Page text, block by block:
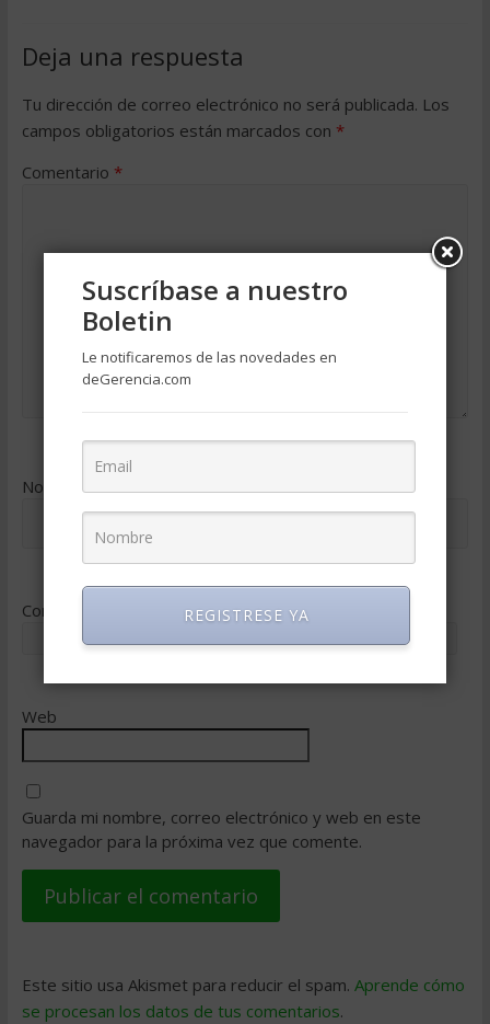
Deja una respuesta
Tu dirección de correo electrónico no será publicada. Los
campos obligatorios están marcados con *
Comentario *
Nombre*
Correo electrónico
Web
Guarda mi nombre, correo electrónico y web en este
navegador para la próxima vez que comente.
Este sitio usa Akismet para reducir el spam. Aprende cómo
se procesan los datos de tus comentarios.
Suscríbase a nuestro
Boletin
Le notificaremos de las novedades en
deGerencia.com
REGISTRESE YA